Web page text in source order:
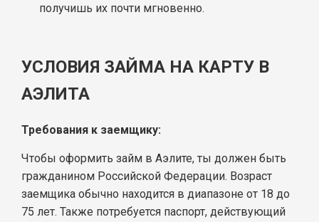
получишь их почти мгновенно.
УСЛОВИЯ ЗАЙМА НА КАРТУ В
АЭЛИТА
Требования к заемщику:
Чтобы оформить займ в Аэлите, ты должен быть
гражданином Российской Федерации. Возраст
заемщика обычно находится в диапазоне от 18 до
75 лет. Также потребуется паспорт, действующий